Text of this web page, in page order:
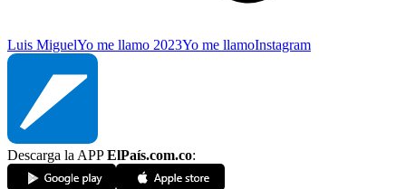
Luis MiguelYo me llamo 2023Yo me llamoInstagram
Descarga la APPElPaís.com.co: